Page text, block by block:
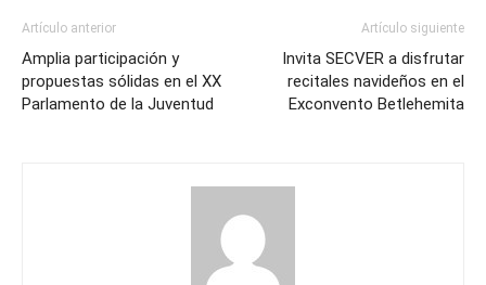
Artículo anterior
Amplia participación y
propuestas sólidas en el XX
Parlamento de la Juventud
Artículo siguiente
Invita SECVER a disfrutar
recitales navideños en el
Exconvento Betlehemita